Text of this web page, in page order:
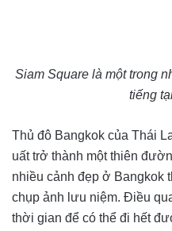
Siam Square là một trong
tiếng
Thủ đô Bangkok của Thái
uất trở thành một thiên
nhiều cảnh đẹp ở Bangkok
chụp ảnh lưu niệm. Điều
thời gian để có thể đi hết